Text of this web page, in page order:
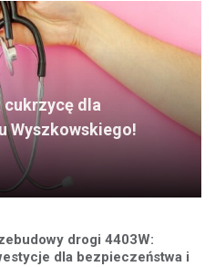
cukrzycę dla
Wyszkowskiego!
drogi 4403W:
dla bezpieczeństwa i